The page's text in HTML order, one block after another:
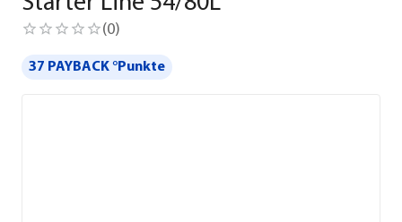
(0)
37 PAYBACK °Punkte